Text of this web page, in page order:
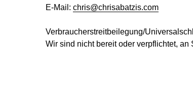
E-Mail: chris@chrisabatzis.com
Verbraucherstreitbeilegung/
Wir sind nicht bereit oder verpflichtet,